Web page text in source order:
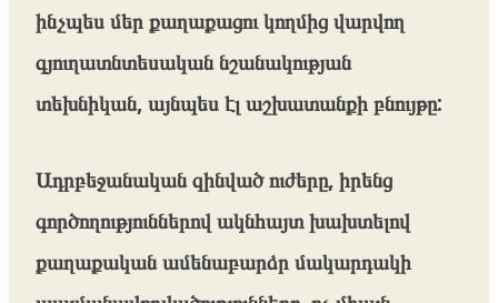
ինչպես մեր քաղաքացու կողմից վարվող
գյուղատնտեսական նշանակության
տեխնիկան, այնպես էլ աշխատանքի բնույթը:
Ադրբեջանական զինված ուժերը, իրենց
գործողություններով ակնհայտ խախտելով
քաղաքական ամենաբարձր մակարդակի